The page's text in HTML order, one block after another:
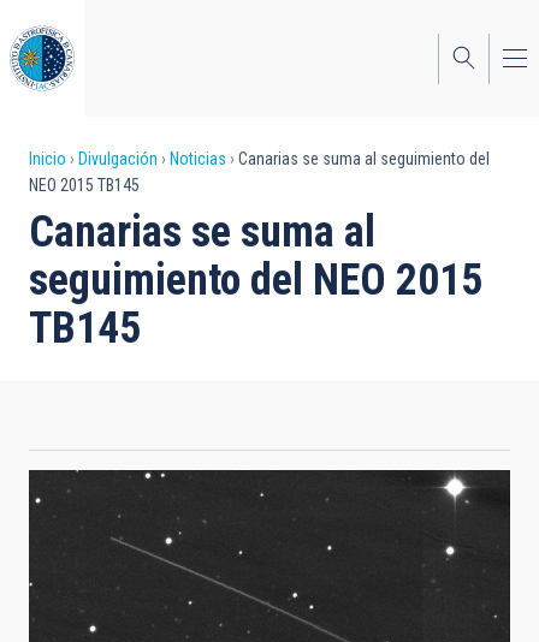
al
contenido
principal
Sobrescribir
enlaces
de
ayuda
a
Inicio Divulgación Noticias
Canarias se suma al seguimiento del
NEO 2015 TB145
Canarias se suma al
seguimiento del NEO 2015
TB145